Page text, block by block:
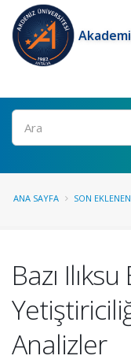
Ara
ANA SAYFA SON
Bazı Ilıksu
Analizler